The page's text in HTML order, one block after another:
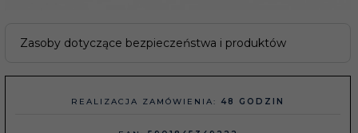
Zasoby dotyczące bezpieczeństwa i produktów
REALIZACJA ZAMÓWIENIA: 48 GODZIN